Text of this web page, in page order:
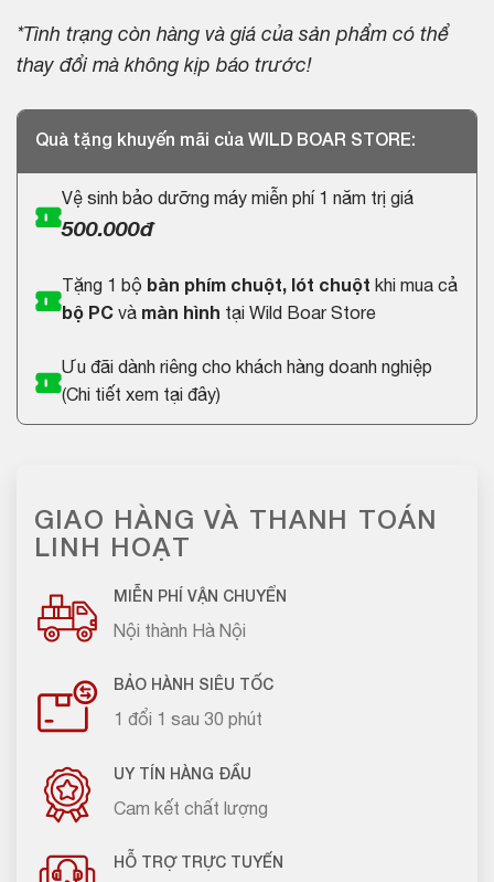
*Tình trạng còn hàng và giá của sản phẩm có thể
thay đổi mà không kịp báo trước!
Quà tặng khuyến mãi của WILD BOAR STORE:
Vệ sinh bảo dưỡng máy miễn phí 1 năm trị giá
500.000đ
Tặng 1 bộ bàn phím chuột, lót chuột khi mua cả
bộ PC và màn hình tại Wild Boar Store
Ưu đãi dành riêng cho khách hàng doanh nghiệp
(Chi tiết xem tại đây)
GIAO HÀNG VÀ THANH TOÁN
LINH HOẠT
MIỄN PHÍ VẬN CHUYỂN
Nội thành Hà Nội
BẢO HÀNH SIÊU TỐC
1 đổi 1 sau 30 phút
UY TÍN HÀNG ĐẦU
Cam kết chất lượng
HỖ TRỢ TRỰC TUYẾN